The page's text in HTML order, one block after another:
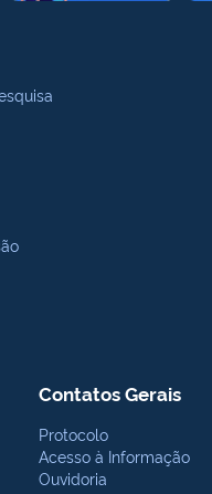
Contatos Gerais
Protocolo
Acesso à Informação
Ouvidoria